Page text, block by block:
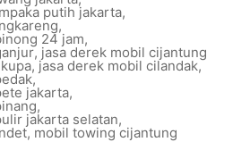
putih jakarta,
,
24 jam,
, jasa derek mobil cijantung
, jasa derek mobil cilandak,
,
jakarta,
,
jakarta selatan,
, mobil towing cijantung